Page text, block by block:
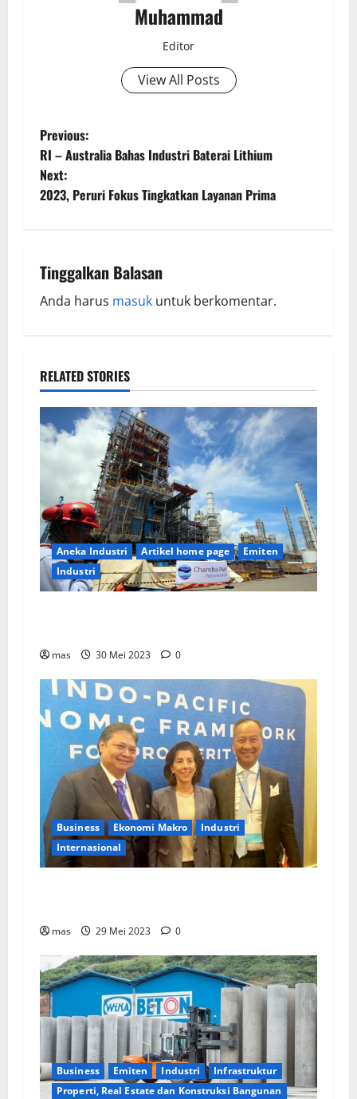
Muhammad
Editor
View All Posts
Previous:
RI – Australia Bahas Industri Baterai Lithium
Next:
2023, Peruri Fokus Tingkatkan Layanan Prima
Tinggalkan Balasan
Anda harus masuk untuk berkomentar.
RELATED STORIES
Aneka Industri Artikel home page
Emiten
Industri
mas 30 Mei 2023 0
Business Ekonomi Makro
Industri
Internasional
mas 29 Mei 2023 0
Business Emiten Industri
Infrastruktur
Properti, Real Estate dan Konstruksi Bangunan